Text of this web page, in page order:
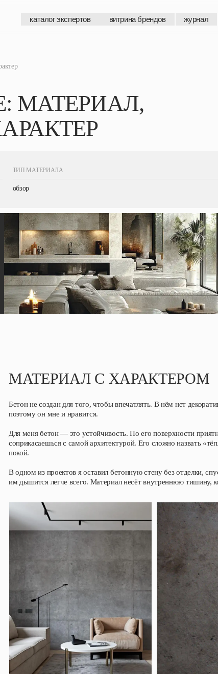
журнал
витрина брендов
каталог экспертов
МАТЕРИАЛ,
ТИП МАТЕРИАЛА
обзор
МАТЕРИАЛ С ХАРАКТЕРОМ
Бетон не создан для того, чтобы впечатлять. В нём нет
поэтому он мне и нравится.
Для меня бетон — это устойчивость. По его поверхности
соприкасаешься с самой архитектурой. Его сложно назвать
покой.
В одном из проектов я оставил бетонную стену без отделки,
им дышится легче всего. Материал несёт внутреннюю тишину,